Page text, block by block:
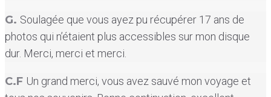
G. Soulagée que vous ayez pu récupérer 17 ans de
photos qui n’étaient plus accessibles sur mon disque
dur. Merci, merci et merci.
C.F Un grand merci, vous avez sauvé mon voyage et